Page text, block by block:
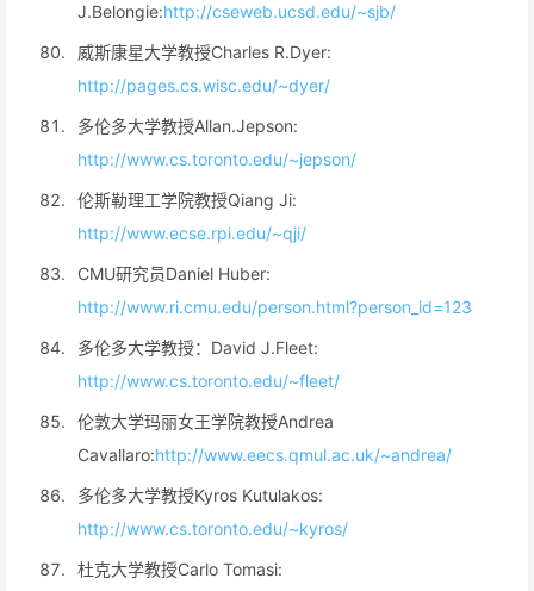
J.Belongie:http://cseweb.ucsd.edu/~sjb/
威斯康星大学教授Charles R.Dyer:
http://pages.cs.wisc.edu/~dyer/
多伦多大学教授Allan.Jepson:
http://www.cs.toronto.edu/~jepson/
伦斯勒理工学院教授Qiang Ji:
http://www.ecse.rpi.edu/~qji/
CMU研究员Daniel Huber:
http://www.ri.cmu.edu/person.html?person_id=123
多伦多大学教授：David J.Fleet:
http://www.cs.toronto.edu/~fleet/
伦敦大学玛丽女王学院教授Andrea
Cavallaro:http://www.eecs.qmul.ac.uk/~andrea/
多伦多大学教授Kyros Kutulakos:
http://www.cs.toronto.edu/~kyros/
杜克大学教授Carlo Tomasi: